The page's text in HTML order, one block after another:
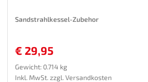
Sandstrahlkessel-Zubehor
€ 29,95
Gewicht: 0.714 kg
Inkl. MwSt. zzgl. Versandkosten